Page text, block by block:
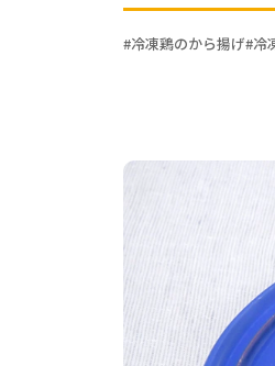
冷凍鶏のから揚げ 冷